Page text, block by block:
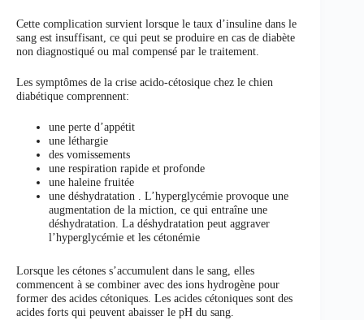
Cette complication survient lorsque le taux d’insuline dans le
sang est insuffisant, ce qui peut se produire en cas de diabète
non diagnostiqué ou mal compensé par le traitement.
Les symptômes de la crise acido-cétosique chez le chien
diabétique comprennent:
une perte d’appétit
une léthargie
des vomissements
une respiration rapide et profonde
une haleine fruitée
une déshydratation . L’hyperglycémie provoque une
augmentation de la miction, ce qui entraîne une
déshydratation. La déshydratation peut aggraver
l’hyperglycémie et les cétonémie
Lorsque les cétones s’accumulent dans le sang, elles
commencent à se combiner avec des ions hydrogène pour
former des acides cétoniques. Les acides cétoniques sont des
acides forts qui peuvent abaisser le pH du sang.